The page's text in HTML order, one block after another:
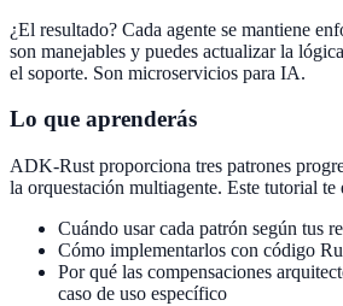
¿El resultado? Cada agente se mantiene
son manejables y puedes actualizar la
el soporte. Son microservicios para IA.
Lo que aprenderás
ADK-Rust proporciona tres patrones
la orquestación multiagente. Este tutorial te
Cuándo usar cada patrón según tus
Cómo implementarlos con código
Por qué las compensaciones
caso de uso específico